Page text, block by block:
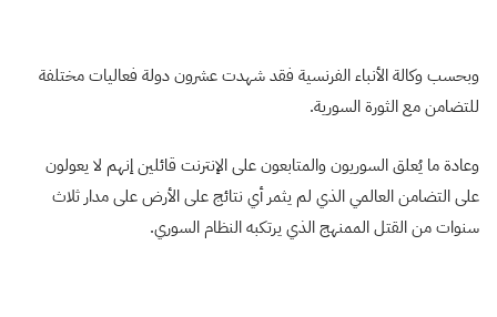
وبحسب وكالة الأنباء الفرنسية فقد شهدت عشرون دولة فعاليات مختلفة
للتضامن مع الثورة السورية.
وعادة ما يُعلق السوريون والمتابعون على الإنترنت قائلين إنهم لا يعولون
على التضامن العالمي الذي لم يثمر أي نتائج على الأرض على مدار ثلاث
سنوات من القتل الممنهج الذي يرتكبه النظام السوري.